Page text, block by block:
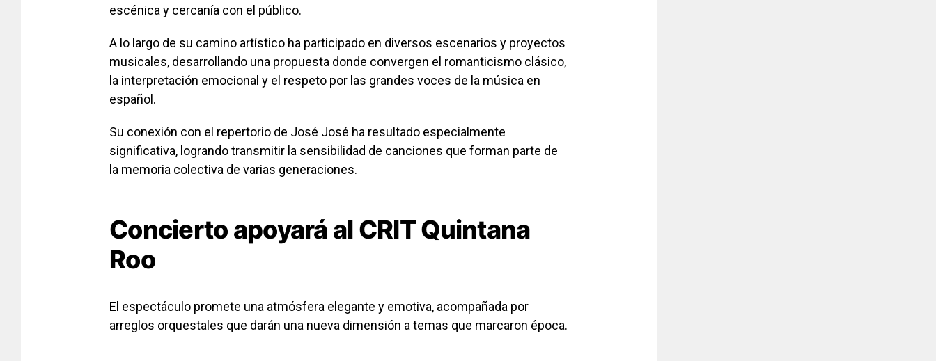
escénica y cercanía con el público.
A lo largo de su camino artístico ha participado en diversos escenarios y proyectos
musicales, desarrollando una propuesta donde convergen el romanticismo clásico,
la interpretación emocional y el respeto por las grandes voces de la música en
español.
Su conexión con el repertorio de José José ha resultado especialmente
significativa, logrando transmitir la sensibilidad de canciones que forman parte de
la memoria colectiva de varias generaciones.
Concierto apoyará al CRIT Quintana
Roo
El espectáculo promete una atmósfera elegante y emotiva, acompañada por
arreglos orquestales que darán una nueva dimensión a temas que marcaron época.